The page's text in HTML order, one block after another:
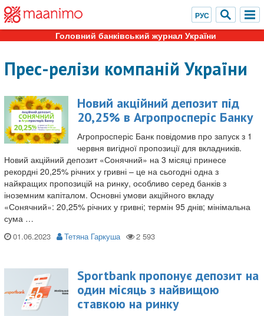
Головний банківський журнал України
Прес-релізи компаній України
Новий акційний депозит під
20,25% в Агропросперіс Банку
Агропросперіс Банк повідомив про запуск з 1
червня вигідної пропозиції для вкладників.
Новий акційний депозит «Сонячний» на 3 місяці принесе
рекордні 20,25% річних у гривні – це на сьогодні одна з
найкращих пропозицій на ринку, особливо серед банків з
іноземним капіталом. Основні умови акційного вкладу
«Сонячний»: 20,25% річних у гривні; термін 95 днів; мінімальна
сума …
01.06.2023 Тетяна Гаркуша
Sportbank пропонує депозит на
один місяць з найвищою
ставкою на ринку